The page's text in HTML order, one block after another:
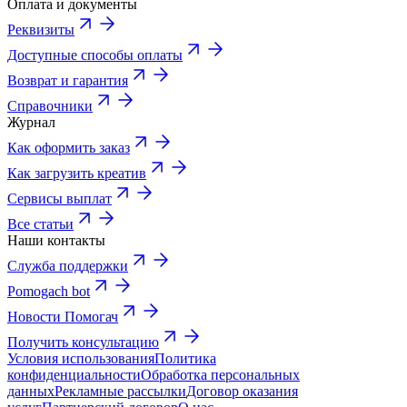
Оплата и документы
Реквизиты
Доступные способы оплаты
Возврат и гарантия
Справочники
Журнал
Как оформить заказ
Как загрузить креатив
Сервисы выплат
Все статьи
Наши контакты
Служба поддержки
Pomogach bot
Новости Помогач
Получить консультацию
Условия использованияПолитика
конфиденциальностиОбработка персональных
данныхРекламные рассылкиДоговор оказания